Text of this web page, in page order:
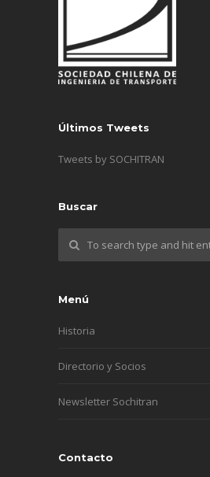
Últimos Tweets
Tweets by SOCHITRAN
Buscar
Menú
Historia
Directorio y Socios
Newsletter Sochitran
Contacto